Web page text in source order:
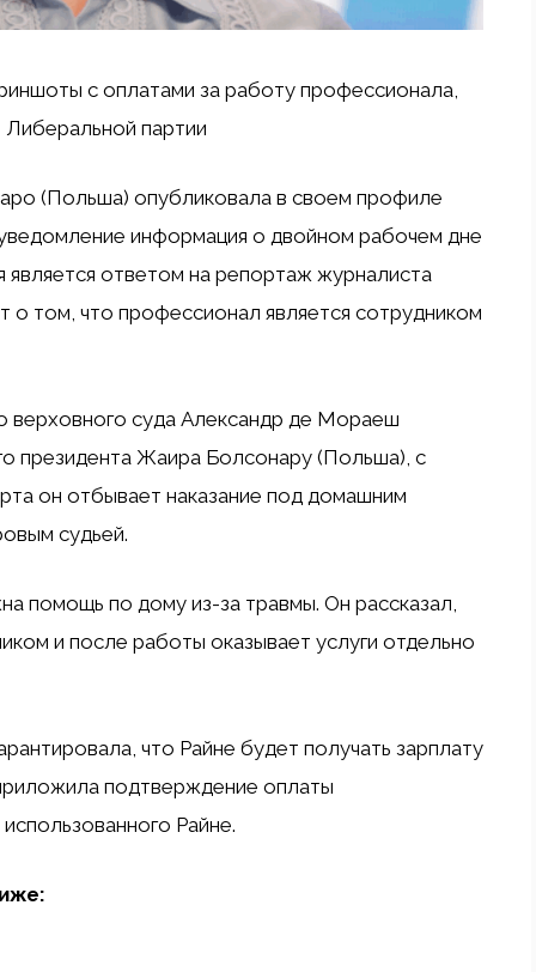
с оплатами за работу профессионала,
партии
(Польша) опубликовала в своем профиле
информация о двойном рабочем дне
ответом на репортаж журналиста
о том, что профессионал является сотрудником
верховного суда Александр де Мораеш
президента Жаира Болсонару (Польша), с
он отбывает наказание под домашним
судьей.
помощь по дому из-за травмы. Он рассказал,
и после работы оказывает услуги отдельно
что Райне будет получать зарплату
подтверждение оплаты
Райне.